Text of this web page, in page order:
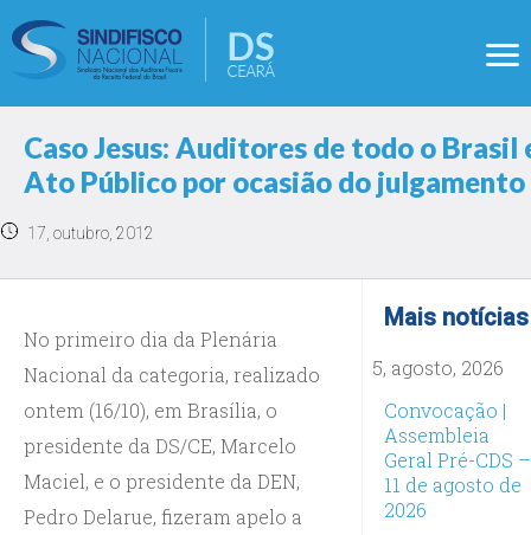
Caso Jesus: Auditores de todo o
Ato Público por ocasião do
17, outubro, 2012
No primeiro dia da Plenária
Nacional da categoria, realizado
ontem (16/10), em Brasília, o
presidente da DS/CE, Marcelo
Maciel, e o presidente da DEN,
Pedro Delarue, fizeram apelo a
Mais notícias
5, agosto, 2026
Convocação |
Assembleia
Geral Pré-CDS –
11 de agosto de
2026